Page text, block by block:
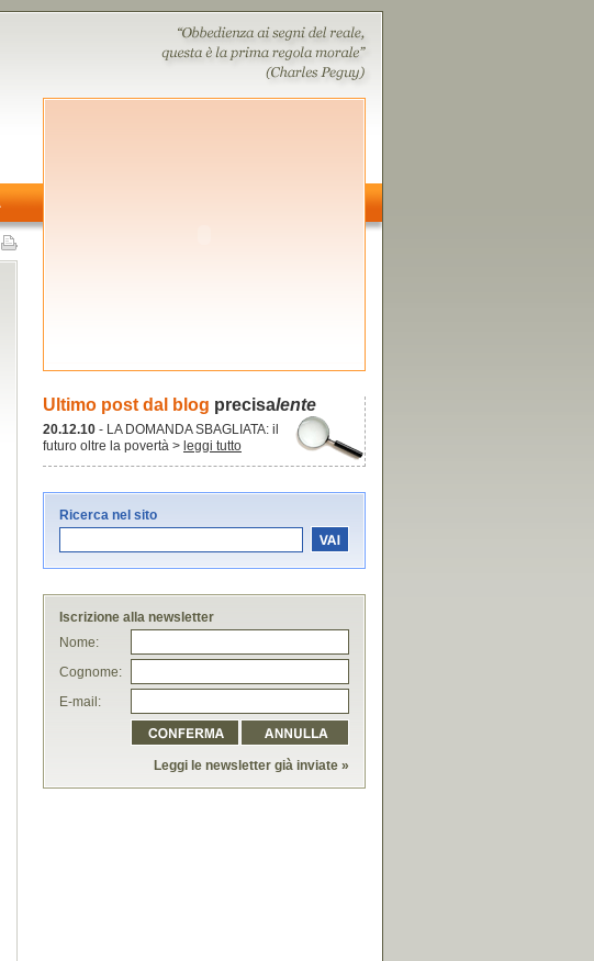
Ultimo post dal blog precisalente
20.12.10 - LA DOMANDA SBAGLIATA: il
futuro oltre la povertà > leggi tutto
Ricerca nel sito
Iscrizione alla newsletter
Nome:
Cognome:
E-mail:
Leggi le newsletter già inviate »